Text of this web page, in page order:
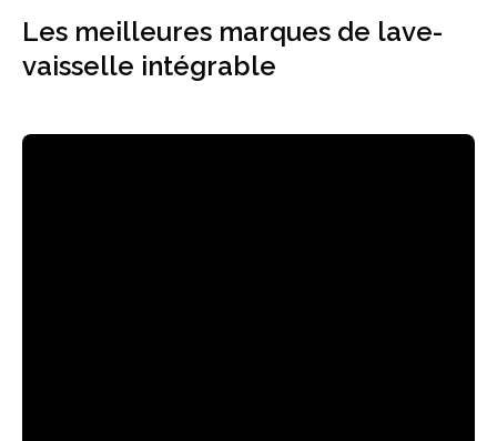
Les meilleures marques de lave-
vaisselle intégrable